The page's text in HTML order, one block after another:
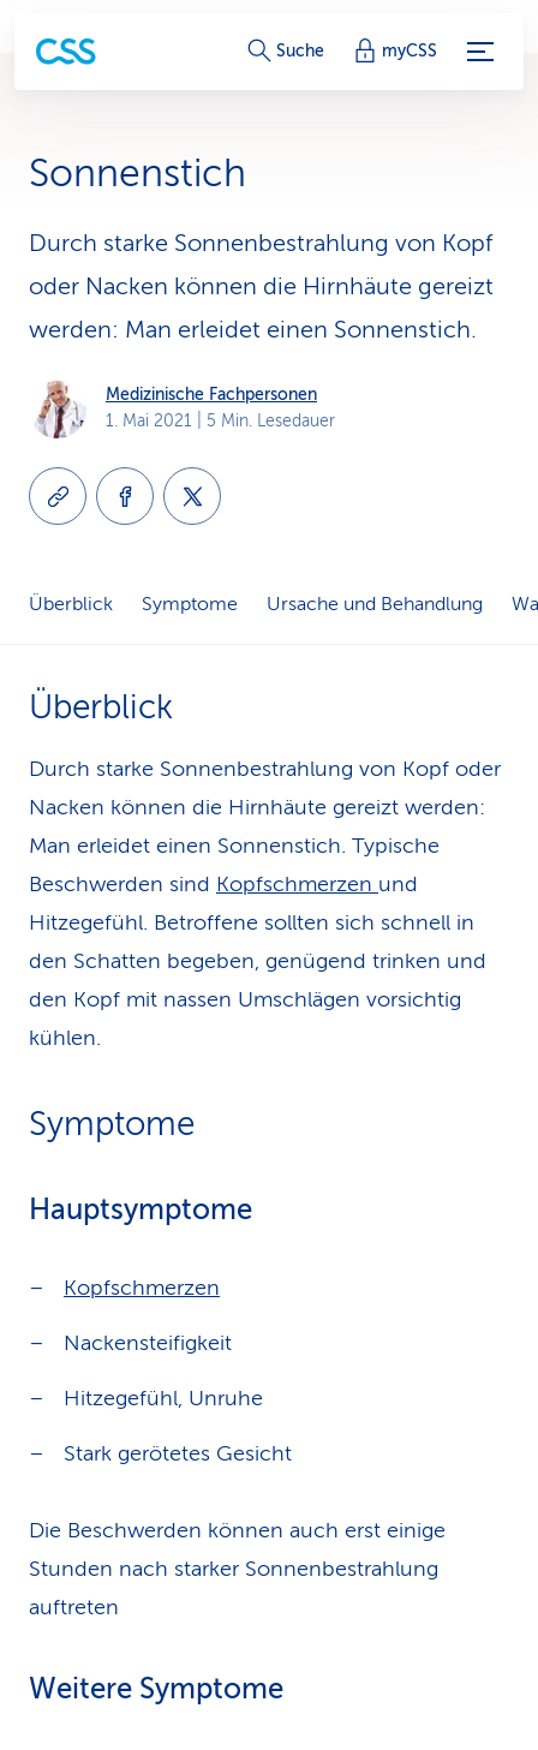
S
i
c
e
-
L
Suche myCSS
Sonnenstich
Durch starke Sonnenbestrahlung von Kopf
oder Nacken können die Hirnhäute gereizt
werden: Man erleidet einen Sonnenstich.
Medizinische Fachpersonen
1. Mai 2021 | 5 Min. Lesedauer
Überblick Symptome Ursache und Behandlung
Überblick
Durch starke Sonnenbestrahlung von Kopf oder
Nacken können die Hirnhäute gereizt werden:
Man erleidet einen Sonnenstich. Typische
Beschwerden sind Kopfschmerzen und
Hitzegefühl. Betroffene sollten sich schnell in
den Schatten begeben, genügend trinken und
den Kopf mit nassen Umschlägen vorsichtig
kühlen.
Symptome
Hauptsymptome
Kopfschmerzen
Nackensteifigkeit
Hitzegefühl, Unruhe
Stark gerötetes Gesicht
Die Beschwerden können auch erst einige
Stunden nach starker Sonnenbestrahlung
auftreten
Weitere Symptome